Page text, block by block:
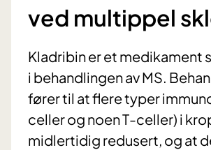
ved multippel
Kladribin er et medikament
i behandlingen av MS.
fører til at flere typer
celler og noen T-celler) i
midlertidig redusert, og at